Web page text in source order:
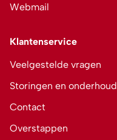
Webmail
Klantenservice
Veelgestelde vragen
Storingen en onderhoud
Contact
Overstappen